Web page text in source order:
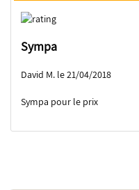
Sympa
David M. le 21/04/2018
Sympa pour le prix